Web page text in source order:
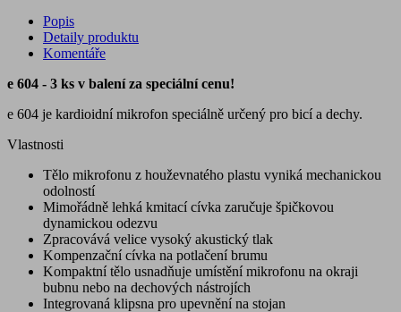
Popis
Detaily produktu
Komentáře
e 604 - 3 ks v balení za speciální cenu!
e 604 je kardioidní mikrofon speciálně určený pro bicí a dechy.
Vlastnosti
Tělo mikrofonu z houževnatého plastu vyniká mechanickou
odolností
Mimořádně lehká kmitací cívka zaručuje špičkovou
dynamickou odezvu
Zpracovává velice vysoký akustický tlak
Kompenzační cívka na potlačení brumu
Kompaktní tělo usnadňuje umístění mikrofonu na okraji
bubnu nebo na dechových nástrojích
Integrovaná klipsna pro upevnění na stojan